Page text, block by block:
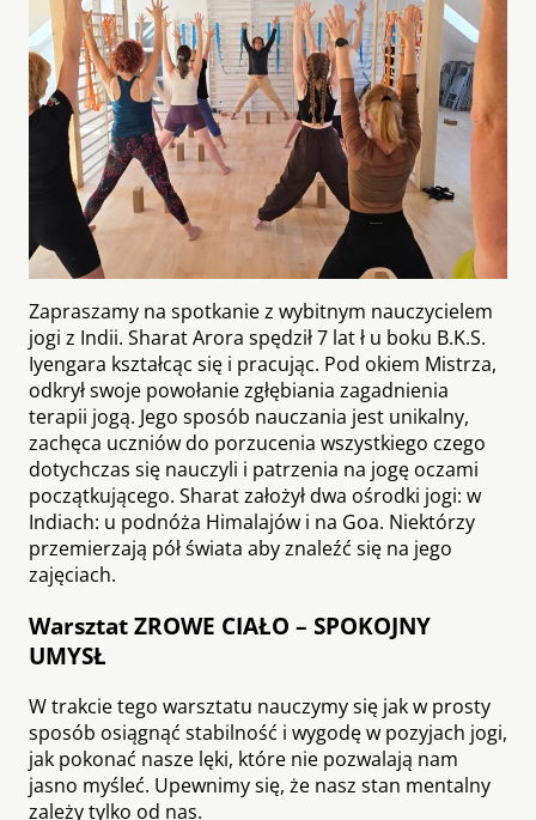
Zapraszamy na spotkanie z wybitnym nauczycielem
jogi z Indii. Sharat Arora spędził 7 lat ł u boku B.K.S.
Iyengara kształcąc się i pracując. Pod okiem Mistrza,
odkrył swoje powołanie zgłębiania zagadnienia
terapii jogą. Jego sposób nauczania jest unikalny,
zachęca uczniów do porzucenia wszystkiego czego
dotychczas się nauczyli i patrzenia na jogę oczami
początkującego. Sharat założył dwa ośrodki jogi: w
Indiach: u podnóża Himalajów i na Goa. Niektórzy
przemierzają pół świata aby znaleźć się na jego
zajęciach.
Warsztat ZROWE CIAŁO – SPOKOJNY
UMYSŁ
W trakcie tego warsztatu nauczymy się jak w prosty
sposób osiągnąć stabilność i wygodę w pozyjach jogi,
jak pokonać nasze lęki, które nie pozwalają nam
jasno myśleć. Upewnimy się, że nasz stan mentalny
zależy tylko od nas.